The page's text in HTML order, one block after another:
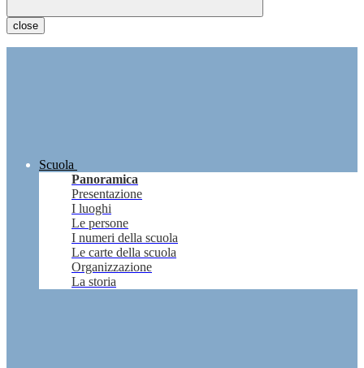
close
Scuola
Panoramica
Presentazione
I luoghi
Le persone
I numeri della scuola
Le carte della scuola
Organizzazione
La storia